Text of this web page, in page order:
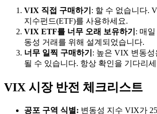
VIX 직접 구매하기 : 할 수 없습니다.
지수펀드(ETF)를 사용하세요.
VIX ETF를 너무 오래 보유하기 : 매
동성 거래를 위해 설계되었습니다.
너무 일찍 구매하기 : 높은 VIX 변동성
될 수 있습니다. 항상 확인을 기다리
VIX 시장 반전 체크리스트
공포 구역 식별: 변동성 지수 VIX가